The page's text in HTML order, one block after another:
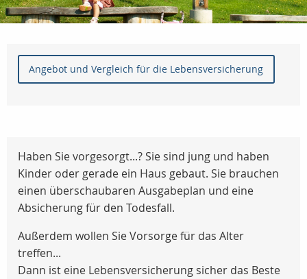
Angebot und Vergleich für die Lebensversicherung
Haben Sie vorgesorgt...? Sie sind jung und haben
Kinder oder gerade ein Haus gebaut. Sie brauchen
einen überschaubaren Ausgabeplan und eine
Absicherung für den Todesfall.
Außerdem wollen Sie Vorsorge für das Alter
treffen...
Dann ist eine Lebensversicherung sicher das Beste